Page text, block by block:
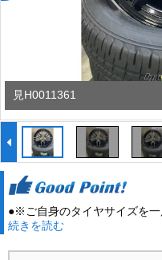
見H0011361
●※ご自身のタイヤサイズを
いたします。タイヤサイズ変
続きを読む